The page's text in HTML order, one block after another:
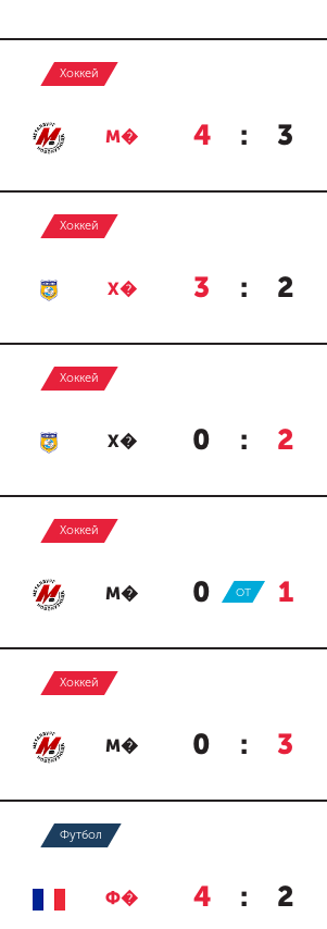
Хоккей
М� 4 : 3
Хоккей
Х� 3 : 2
Хоккей
Х� 0 : 2
Хоккей
М� 0 : 1
ОТ
Хоккей
М� 0 : 3
Футбол
Ф� 4 : 2